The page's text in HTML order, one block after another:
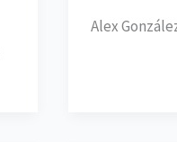
Alex